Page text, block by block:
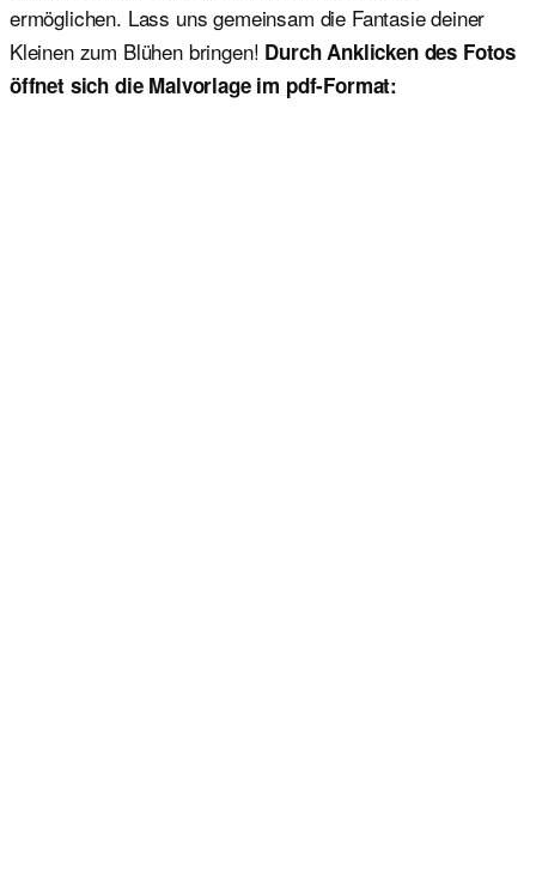
ermöglichen. Lass uns gemeinsam die Fantasie deiner
Kleinen zum Blühen bringen! Durch Anklicken des Fotos
öffnet sich die Malvorlage im pdf-Format: